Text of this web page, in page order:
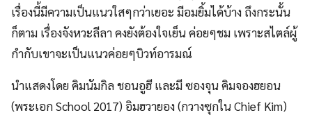
เรื่องนี้มีความเป็นแนวใสๆกว่าเยอะ มีอมยิ้มได้บ้าง ถึงกระนั้น
ก็ตาม เรื่องจังหวะลีลา คงยังต้องใจเย็น ค่อยๆชม เพราะสไตล์ผู้
กำกับเขาจะเป็นแนวค่อยๆบิวท์อารมณ์
นำแสดงโดย คิมนัมกิล ชอนอูฮี และมี ซองจุน คิมจองฮยอน
(พระเอก School 2017) อิมฮวายอง (กวางซุกใน Chief Kim)